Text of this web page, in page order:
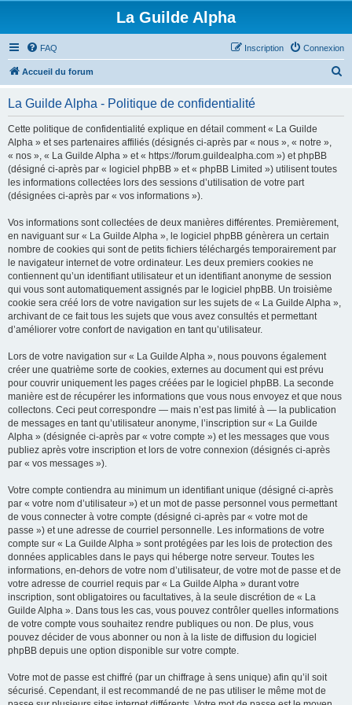
La Guilde Alpha
FAQ Connexion
Inscription
Accueil du forum
La Guilde Alpha - Politique de confidentialité
Cette politique de confidentialité explique en détail comment « La Guilde
Alpha » et ses partenaires affiliés (désignés ci-après par « nous », « notre »,
« nos », « La Guilde Alpha » et « https://forum.guildealpha.com ») et phpBB
(désigné ci-après par « logiciel phpBB » et « phpBB Limited ») utilisent toutes
les informations collectées lors des sessions d’utilisation de votre part
(désignées ci-après par « vos informations »).
Vos informations sont collectées de deux manières différentes. Premièrement,
en naviguant sur « La Guilde Alpha », le logiciel phpBB génèrera un certain
nombre de cookies qui sont de petits fichiers téléchargés temporairement par
le navigateur internet de votre ordinateur. Les deux premiers cookies ne
contiennent qu’un identifiant utilisateur et un identifiant anonyme de session
qui vous sont automatiquement assignés par le logiciel phpBB. Un troisième
cookie sera créé lors de votre navigation sur les sujets de « La Guilde Alpha »,
archivant de ce fait tous les sujets que vous avez consultés et permettant
d’améliorer votre confort de navigation en tant qu’utilisateur.
Lors de votre navigation sur « La Guilde Alpha », nous pouvons également
créer une quatrième sorte de cookies, externes au document qui est prévu
pour couvrir uniquement les pages créées par le logiciel phpBB. La seconde
manière est de récupérer les informations que vous nous envoyez et que nous
collectons. Ceci peut correspondre — mais n’est pas limité à — la publication
de messages en tant qu’utilisateur anonyme, l’inscription sur « La Guilde
Alpha » (désignée ci-après par « votre compte ») et les messages que vous
publiez après votre inscription et lors de votre connexion (désignés ci-après
par « vos messages »).
Votre compte contiendra au minimum un identifiant unique (désigné ci-après
par « votre nom d’utilisateur ») et un mot de passe personnel vous permettant
de vous connecter à votre compte (désigné ci-après par « votre mot de
passe ») et une adresse de courriel personnelle. Les informations de votre
compte sur « La Guilde Alpha » sont protégées par les lois de protection des
données applicables dans le pays qui héberge notre serveur. Toutes les
informations, en-dehors de votre nom d’utilisateur, de votre mot de passe et de
votre adresse de courriel requis par « La Guilde Alpha » durant votre
inscription, sont obligatoires ou facultatives, à la seule discrétion de « La
Guilde Alpha ». Dans tous les cas, vous pouvez contrôler quelles informations
de votre compte vous souhaitez rendre publiques ou non. De plus, vous
pouvez décider de vous abonner ou non à la liste de diffusion du logiciel
phpBB depuis une option disponible sur votre compte.
Votre mot de passe est chiffré (par un chiffrage à sens unique) afin qu’il soit
sécurisé. Cependant, il est recommandé de ne pas utiliser le même mot de